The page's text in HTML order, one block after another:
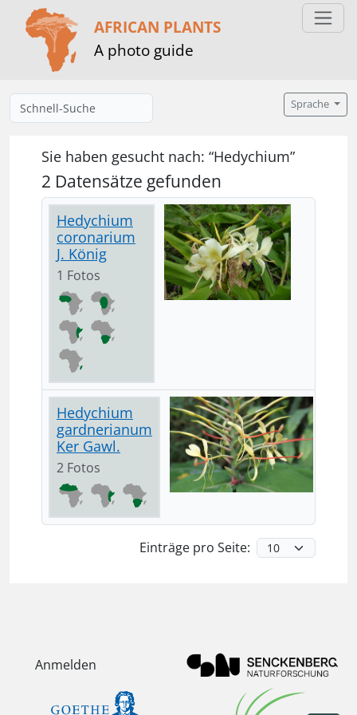
AFRICAN PLANTS
A photo guide
Sprache
Sie haben gesucht nach: “Hedychium”
2 Datensätze gefunden
Hedychium
coronarium
J. König
1 Fotos
Hedychium
gardnerianum
Ker Gawl.
2 Fotos
Einträge pro Seite:
Anmelden